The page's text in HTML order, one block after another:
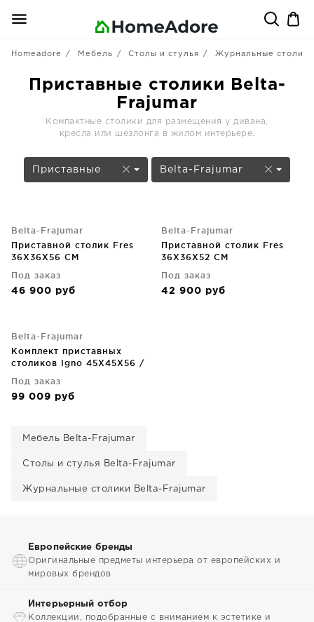
Homeadore Мебель Столы и стулья Журнальные столики
Приставные столики Belta-
Frajumar
Компактные столики для размещения у дивана,
кресла или шезлонга в жилом интерьере.
Приставные Belta-Frajumar
Belta-Frajumar
Приставной столик Fres
36X36X56 CM
Под заказ
46 900 руб
Belta-Frajumar
Приставной столик Fres
36X36X52 CM
Под заказ
42 900 руб
Belta-Frajumar
Комплект приставных
столиков Igno 45X45X56 /
Под заказ
99 009 руб
Мебель Belta-Frajumar
Столы и стулья Belta-Frajumar
Журнальные столики Belta-Frajumar
Европейские бренды
Оригинальные предметы интерьера от европейских и
мировых брендов
Интерьерный отбор
Коллекции, подобранные с вниманием к эстетике и